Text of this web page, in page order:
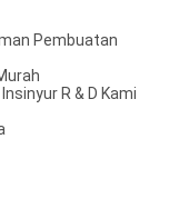
Pembuatan
R & D Kami